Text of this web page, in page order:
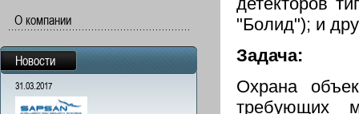
"Болид"); и
Задача:
Охрана
требующих
О компании
Новости
31.03.2017